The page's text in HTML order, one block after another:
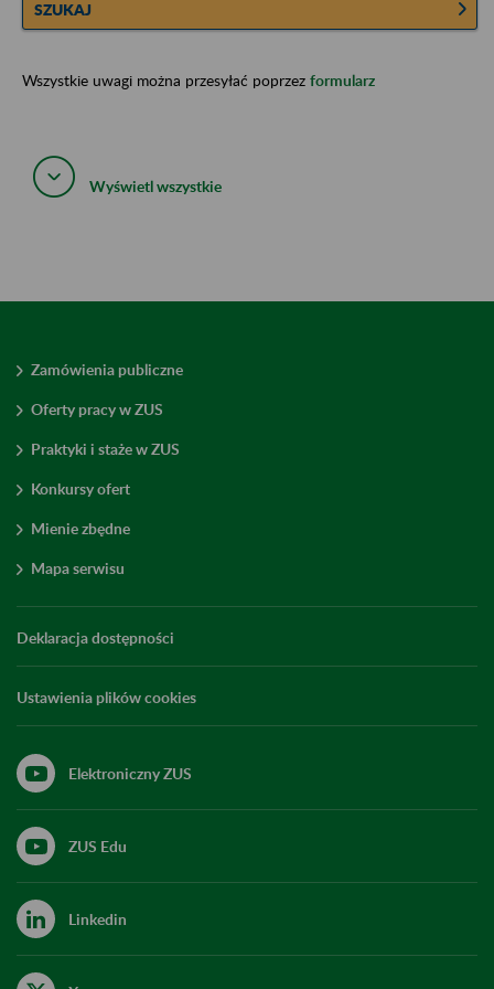
SZUKAJ
Wszystkie uwagi można przesyłać poprzez formularz
Wyświetl wszystkie
Zamówienia publiczne
Oferty pracy w ZUS
Praktyki i staże w ZUS
Konkursy ofert
Mienie zbędne
Mapa serwisu
Deklaracja dostępności
Ustawienia plików cookies
Elektroniczny ZUS
ZUS Edu
Linkedin